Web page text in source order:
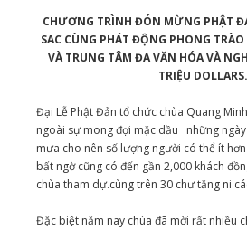
CHƯƠNG TRÌNH ĐÓN MỪNG PHẬT
SAC CÙNG PHÁT ĐỘNG PHONG
VÀ TRUNG TÂM ĐA VĂN HÓA VÀ
TRIỆU DOLLARS.
Đại Lễ Phật Đản tổ chức chùa Quang
ngoài sự mong đợi mặc dầu những
mưa cho nên số lượng người có thể ít
bất ngờ cũng có đến gần 2,000 khách
chùa tham dự.cùng trên 30 chư tăng ni
Đặc biệt năm nay chùa đã mời rất nhiều